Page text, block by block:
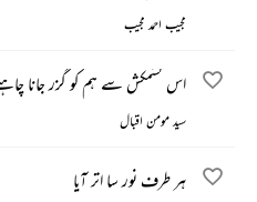
مجیب احمد مجیب
اس کشمکش سے ہم کو گزر جانا
سید مومن اقبال
ہر طرف نور سا اتر آیا